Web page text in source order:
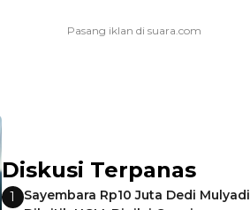
Diskusi Terpanas
1
Sayembara Rp10 Juta Dedi Mulyadi